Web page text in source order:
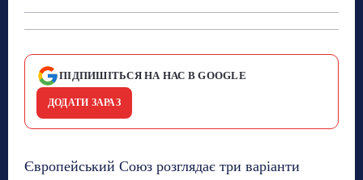
ПІДПИШІТЬСЯ НА НАС В GOOGLE
ДОДАТИ ЗАРАЗ
Європейський Союз розглядає три варіанти